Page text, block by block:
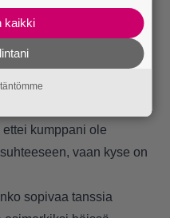
kumppani ole
vaan kyse on
sopivaa tanssia
kaikki